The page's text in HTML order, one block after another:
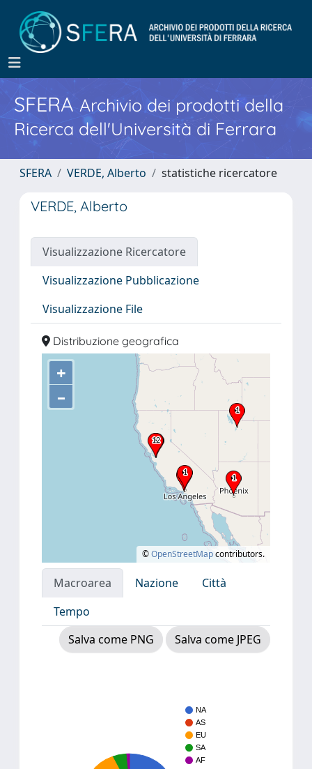
SFERA Archivio dei prodotti della
Ricerca dell'Università di Ferrara
SFERA VERDE, Alberto statistiche ricercatore
VERDE, Alberto
Visualizzazione Ricercatore
Visualizzazione Pubblicazione
Visualizzazione File
Distribuzione geografica
+
–
©OpenStreetMapcontributors.
Macroarea Nazione
Città
Tempo
Salva come PNG
Salva come JPEG
NA
AS
EU
SA
AF